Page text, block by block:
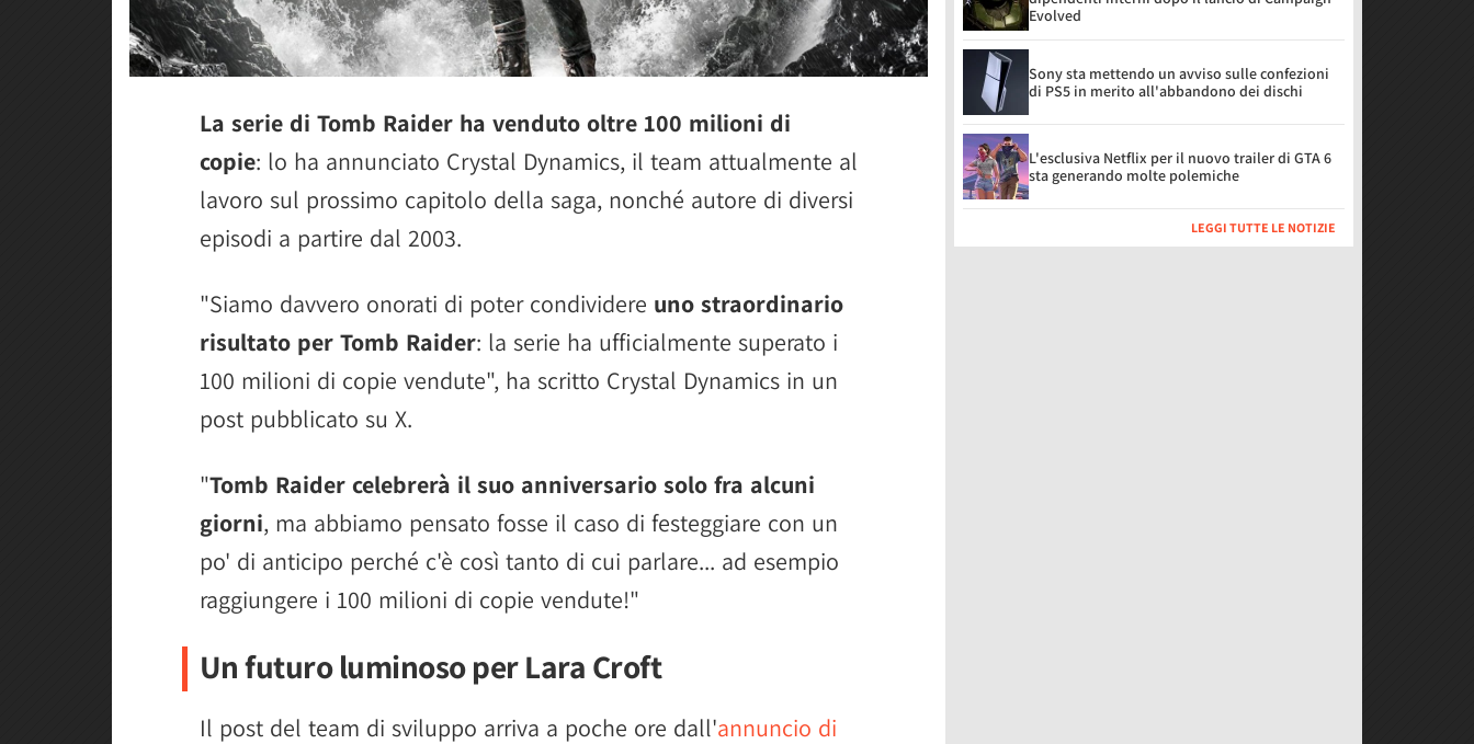
La serie di Tomb Raider ha venduto oltre 100 milioni di
copie: lo ha annunciato Crystal Dynamics, il team attualmente al
lavoro sul prossimo capitolo della saga, nonché autore di diversi
episodi a partire dal 2003.
"Siamo davvero onorati di poter condividere uno straordinario
risultato per Tomb Raider: la serie ha ufficialmente superato i
100 milioni di copie vendute", ha scritto Crystal Dynamics in un
post pubblicato su X.
"Tomb Raider celebrerà il suo anniversario solo fra alcuni
giorni, ma abbiamo pensato fosse il caso di festeggiare con un
po' di anticipo perché c'è così tanto di cui parlare... ad esempio
raggiungere i 100 milioni di copie vendute!"
Un futuro luminoso per Lara Croft
Il post del team di sviluppo arriva a poche ore dall'annuncio di
Evolved
Sony sta mettendo un avviso sulle confezioni
di PS5 in merito all'abbandono dei dischi
L'esclusiva Netflix per il nuovo trailer di GTA 6
sta generando molte polemiche
LEGGI TUTTE LE NOTIZIE